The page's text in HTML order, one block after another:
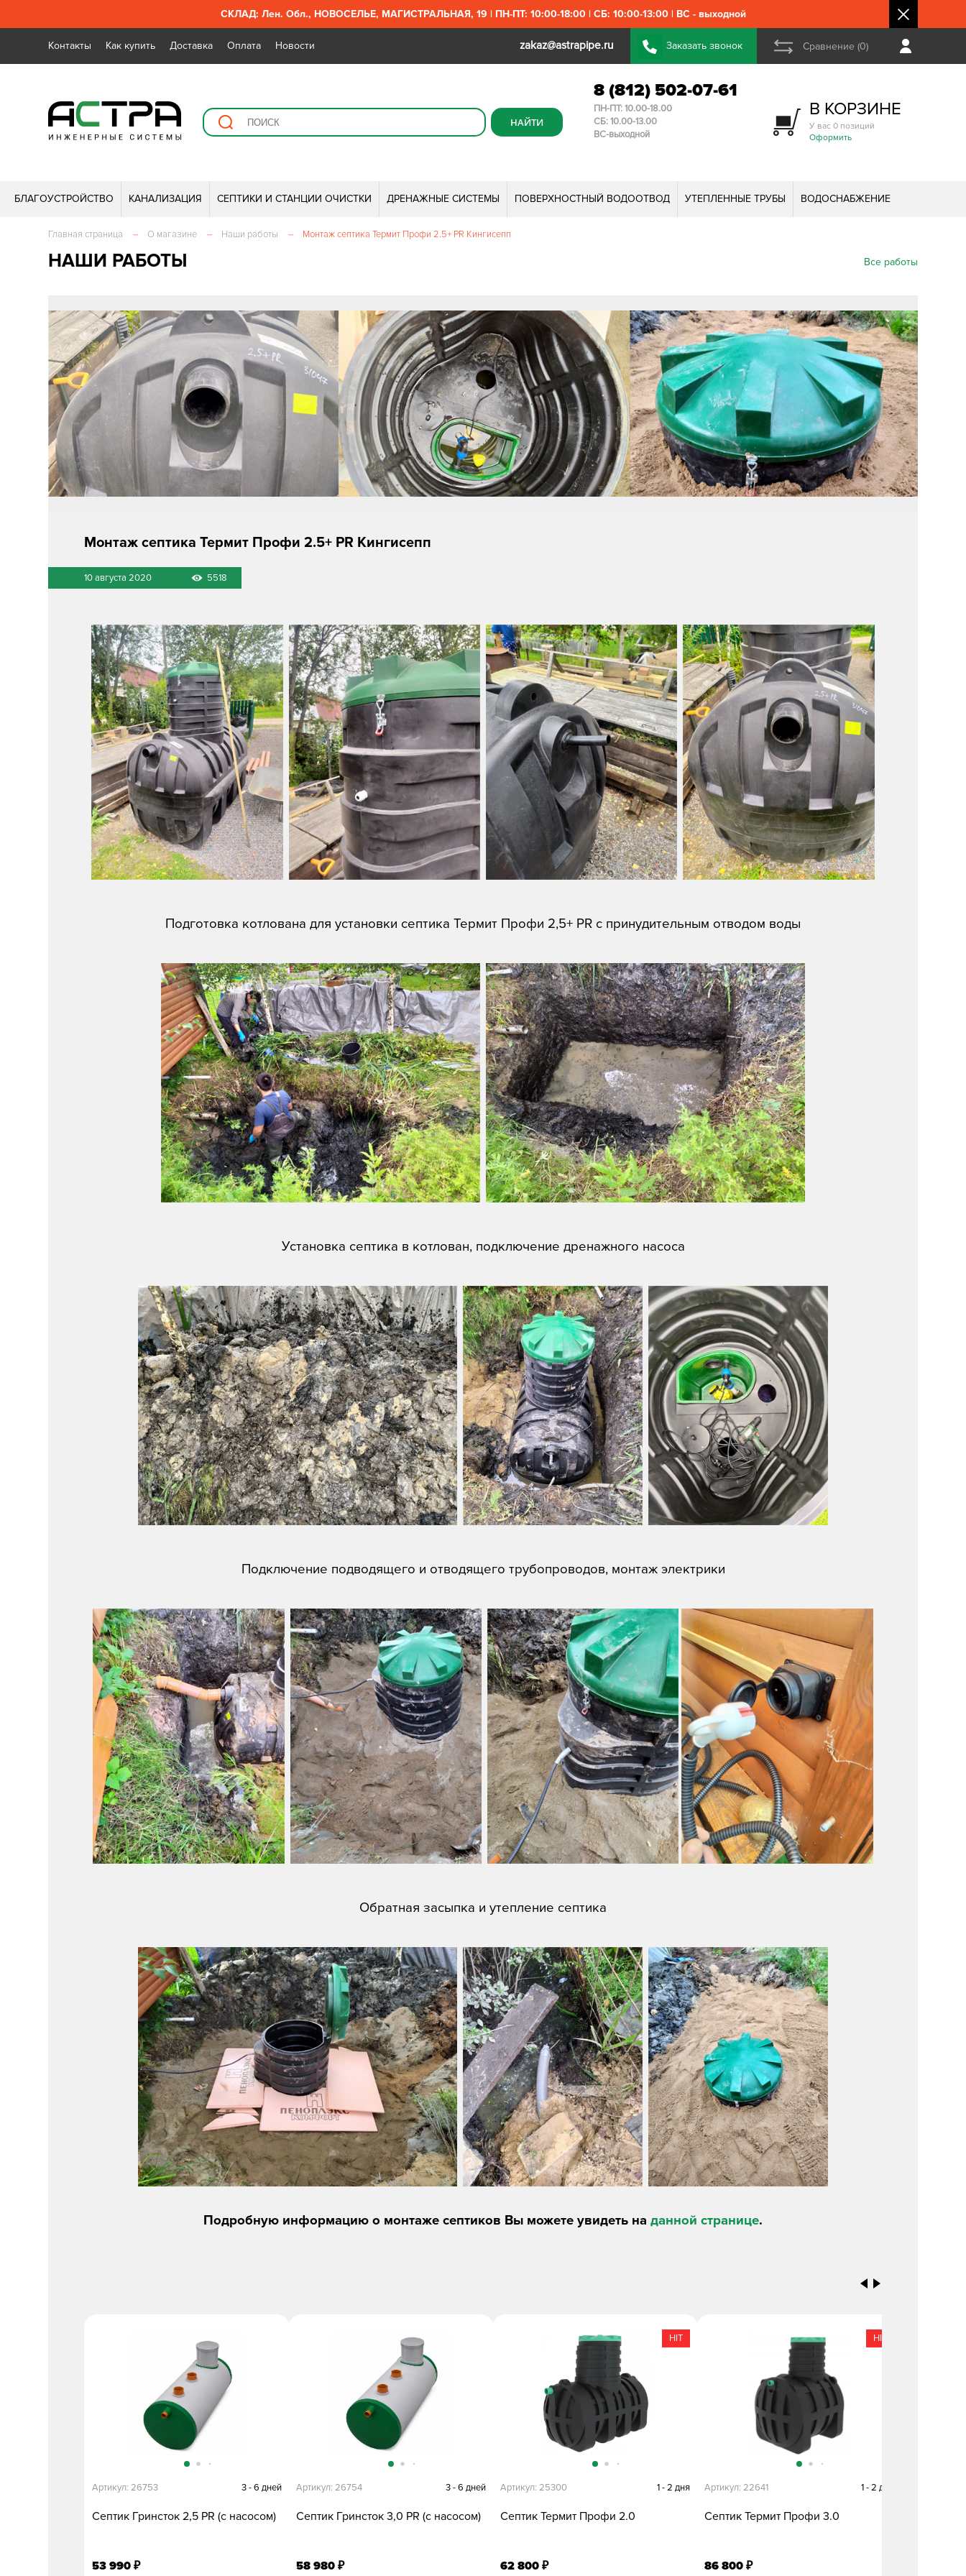
СКЛАД: Лен. Обл., НОВОСЕЛЬЕ, МАГИСТРАЛЬНАЯ, 19 | ПН-ПТ: 10:00-18:00 | СБ: 10:00-13:00 | ВС - выходной
Контакты Как купить Доставка Оплата Новости zakaz@astrapipe.ru Заказать звонок Сравнение (0)
8 (812) 502-07-61
ПН-ПТ: 10.00-18.00
СБ: 10.00-13.00
ВС-выходной
В КОРЗИНЕ
У вас 0 позиций
Оформить
БЛАГОУСТРОЙСТВО КАНАЛИЗАЦИЯ СЕПТИКИ И СТАНЦИИ ОЧИСТКИ ДРЕНАЖНЫЕ СИСТЕМЫ ПОВЕРХНОСТНЫЙ ВОДООТВОД УТЕПЛЕННЫЕ ТРУБЫ ВОДОСНАБЖЕНИЕ
Главная страница – О магазине – Наши работы – Монтаж септика Термит Профи 2.5+ PR Кингисепп
НАШИ РАБОТЫ Все работы
Монтаж септика Термит Профи 2.5+ PR Кингисепп
10 августа 2020 5518
Подготовка котлована для установки септика Термит Профи 2,5+ PR с принудительным отводом воды
Установка септика в котлован, подключение дренажного насоса
Подключение подводящего и отводящего трубопроводов, монтаж электрики
Обратная засыпка и утепление септика
Подробную информацию о монтаже септиков Вы можете увидеть на данной странице.
Септик Гринсток 2,5 PR (с насосом)
Артикул: 26753 3 - 6 дней
53 990₽
Септик Гринсток 3,0 PR (с насосом)
Артикул: 26754 3 - 6 дней
58 980₽
HIT
Септик Термит Профи 2.0
Артикул: 25300 1 - 2 дня
62 800₽
HIT
Септик Термит Профи 3.0
Артикул: 22641 1 - 2 дня
86 800₽